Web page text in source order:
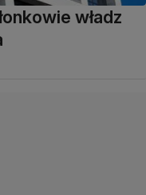
władz